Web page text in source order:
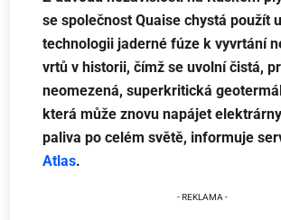
se společnost Quaise chystá použít
technologii jaderné fúze k vyvrtání
vrtů v historii, čímž se uvolní čistá,
neomezená, superkritická
která může znovu napájet
paliva po celém světě, informuje
Atlas.